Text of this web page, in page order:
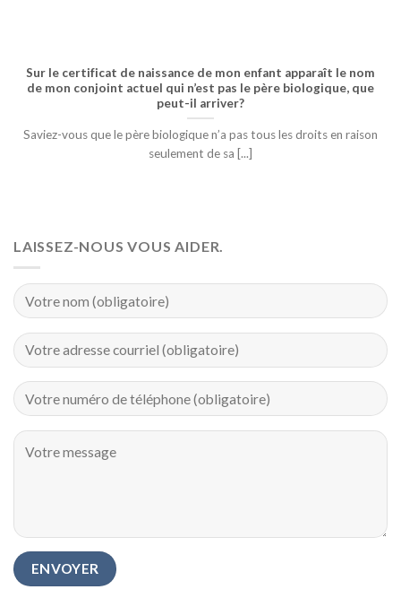
Sur le certificat de naissance de mon enfant apparaît le nom
de mon conjoint actuel qui n’est pas le père biologique, que
peut-il arriver?
Saviez-vous que le père biologique n’a pas tous les droits en raison
seulement de sa [...]
LAISSEZ-NOUS VOUS AIDER.